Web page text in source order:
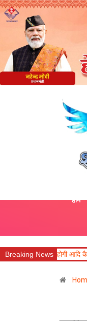
होम
Breaking News
कैलास यात्रा हरिद्वार में